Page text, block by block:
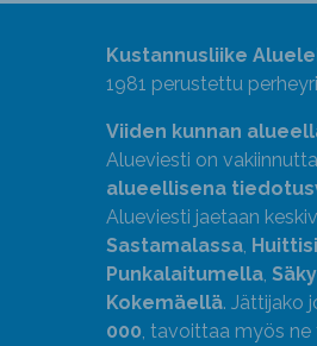
Kustannusliike
1981 perustettu
Viiden kunnan
Alueviesti on
alueellisena
Alueviesti jaetaan
Sastamalassa,
Punkalaitumella,
Kokemäellä. Jättijako
000 , tavoittaa myös